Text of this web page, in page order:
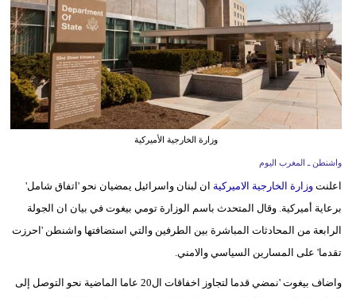
ديكور
أخبار
البرلمان
المغربي
مرأة
أزياء
وزارة الخارجية الأميركية
واشنطن ـ المغرب اليوم
اعلنتوزارة الخارجية الاميركية ان لبنان واسرائيل يمضيان نحو 'اتفاق شامل'
برعاية أميركية. وقال المتحدث باسم الوزارة تومي بيغوت في بيان ان الجولة
الرابعة من المحادثات المباشرة بين الطرفين والتي استضافتها واشنطن 'احرزت
تقدما' على المسارين السياسي والامني.
واضاف بيغوت 'نمضي قدما لتجاوز اخفاقات ال20 عاما الماضية نحو التوصل إلى